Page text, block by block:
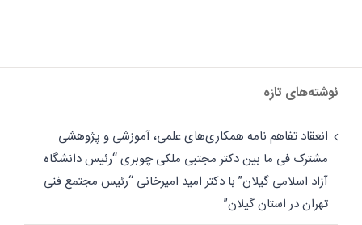
نوشته‌های تازه
انعقاد تفاهم نامه همکاری‌های علمی، آموزشی و پژوهشی
مشترک فی ما بین دکتر مجتبی ملکی چوبری “رئیس دانشگاه
آزاد اسلامی گیلان” با دکتر امید امیرخانی “رئیس مجتمع فنی
تهران در استان گیلان”